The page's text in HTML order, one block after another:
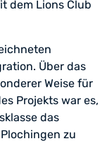
dem Lions Club
Über das
Weise für
Projekts war es,
das
zu